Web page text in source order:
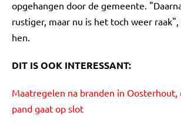
opgehangen door de gemeente.
rustiger, maar nu is het toch weer
hen.
DIT IS OOK INTERESSANT:
Maatregelen na branden in Oosterhout,
pand gaat op slot